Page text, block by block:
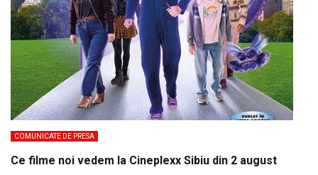
COMUNICATE DE PRESA
Ce filme noi vedem la Cineplexx Sibiu din 2 august